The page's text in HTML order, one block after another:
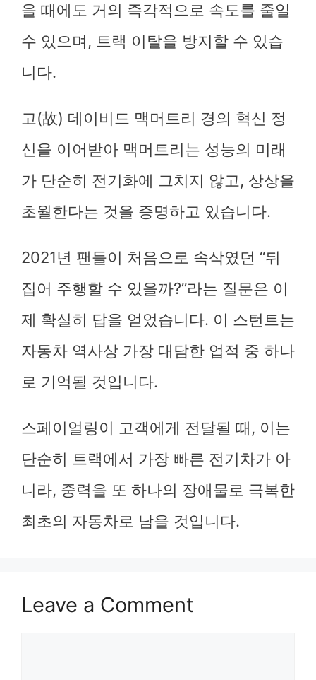
을 때에도 거의 즉각적으로 속도를 줄일
수 있으며, 트랙 이탈을 방지할 수 있습
니다.
고(故) 데이비드 맥머트리 경의 혁신 정
신을 이어받아 맥머트리는 성능의 미래
가 단순히 전기화에 그치지 않고, 상상을
초월한다는 것을 증명하고 있습니다.
2021년 팬들이 처음으로 속삭였던 “뒤
집어 주행할 수 있을까?”라는 질문은 이
제 확실히 답을 얻었습니다. 이 스턴트는
자동차 역사상 가장 대담한 업적 중 하나
로 기억될 것입니다.
스페이얼링이 고객에게 전달될 때, 이는
단순히 트랙에서 가장 빠른 전기차가 아
니라, 중력을 또 하나의 장애물로 극복한
최초의 자동차로 남을 것입니다.
Leave a Comment